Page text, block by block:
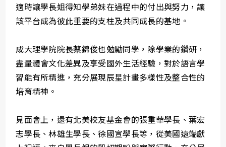
適時讓學長姐得知學弟妹在過程中的付出與努力，讓
該平台成為彼此重要的支柱及共同成長的基地。
成大理學院院長蔡錦俊也勉勵同學，除學業的鑽研，
盡量體會文化差異及享受國外生活經驗，對於語言學
習能有所精進，充分展現辰星計畫多樣性及整合性的
培育精神。
見面會上，還有北美校友基金會的張重華學長、葉宏
志學長、林雄生學長、徐國宣學長等，從美國遠端獻